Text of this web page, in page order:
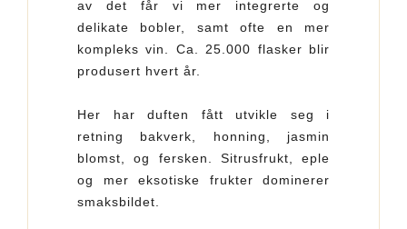
av det får vi mer integrerte og
delikate bobler, samt ofte en mer
kompleks vin. Ca. 25.000 flasker blir
produsert hvert år.
Her har duften fått utvikle seg i
retning bakverk, honning, jasmin
blomst, og fersken. Sitrusfrukt, eple
og mer eksotiske frukter dominerer
smaksbildet.